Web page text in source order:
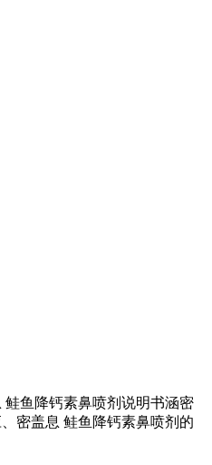
鲑鱼降钙素鼻喷剂说明书涵密
密盖息 鲑鱼降钙素鼻喷剂的